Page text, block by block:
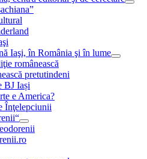
Iaşi, în România şi în lume
românească
pretutindeni
BJ Iași
e America?
Înţelepciunii